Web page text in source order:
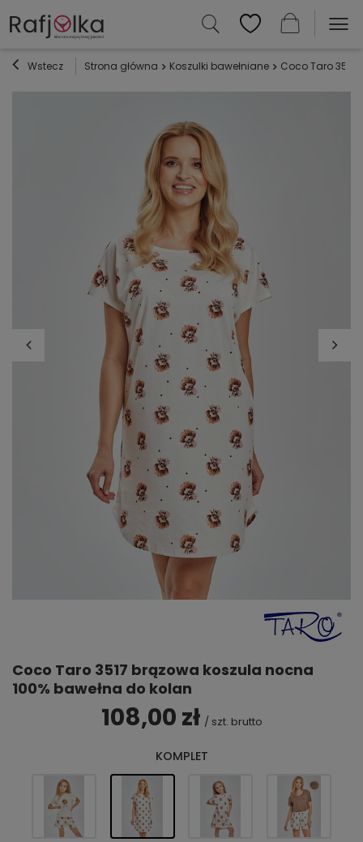
Wstecz Strona główna Koszulki bawełniane Coco Taro 3517
Coco Taro 3517 brązowa koszula nocna
100% bawełna do kolan
108,00 zł / szt. brutto
KOMPLET